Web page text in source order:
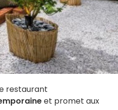
restaurant
et promet aux